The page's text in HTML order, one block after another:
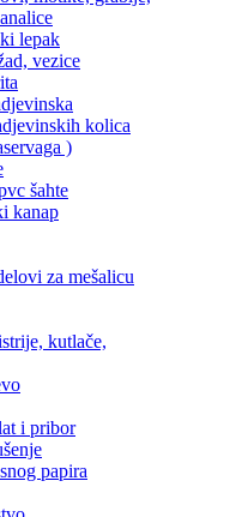
lepak
vezice
kolica
)
šahte
kanap
za mešalicu
kutlače,
i pribor
papira